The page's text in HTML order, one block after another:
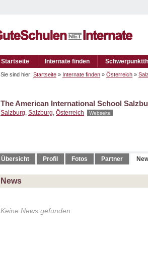
Startseite Internate finden
Sie sind hier: Startseite » Internate finden » Österreich »
The American International School
Salzburg, Salzburg, Österreich Webseite
Übersicht Profil Fotos Partner
News
Keine News gefunden.